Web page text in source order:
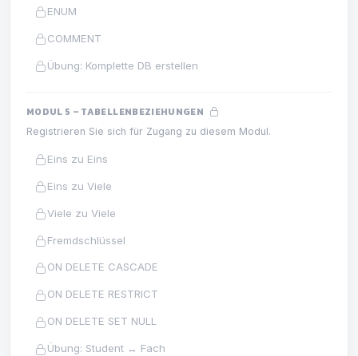
ENUM
COMMENT
Übung: Komplette DB erstellen
MODUL 5 – TABELLENBEZIEHUNGEN
Registrieren Sie sich für Zugang zu diesem Modul.
Eins zu Eins
Eins zu Viele
Viele zu Viele
Fremdschlüssel
ON DELETE CASCADE
ON DELETE RESTRICT
ON DELETE SET NULL
Übung: Student ↔ Fach